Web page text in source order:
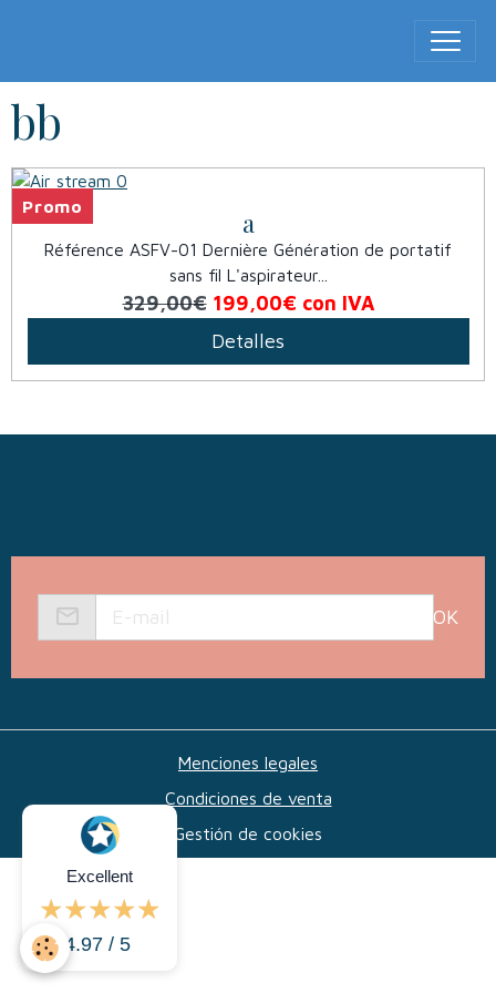
bb
Promo
a
Référence ASFV-01 Dernière Génération de portatif
sans fil L'aspirateur...
329,00€ 199,00€ con IVA
Detalles
OK
Menciones legales
Condiciones de venta
Gestión de cookies
Excellent
4.97 / 5